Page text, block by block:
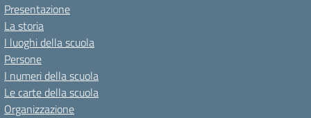
Presentazione
La storia
I luoghi della scuola
Persone
I numeri della scuola
Le carte della scuola
Organizzazione